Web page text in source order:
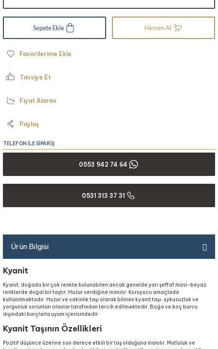
Sepete Ekle Hemen Al
Tavsiye Et
Fiyat Alarmı
Paylaş
TELEFON İLE SİPARİŞ
0553 942 74 64
0531 313 37 31
Ürün Bilgisi
Kyanit
Kyanit, doğada bir çok renkte bulunabilen ancak genelde yarı şeffaf mavi-beyaz
renklerde doğal bir taştır. Huzur verdiğine inanılır. Koruyucu amaçlada
kullanılmaktadır. Huzur ve sakinlik taşı olarak bilinen kyanit taşı, uykusuzluk ve
yorgunluk sorunları olanlar tarafından tercih edilmektedir. Boğa ve koç burcu
dışındaki burçlarla uyum içerisindedir.
Kyanit Taşının Özellikleri
Pozitif düşünce üzerine son derece etkili bir taş olduğuna inanılır. Mutluluk ve